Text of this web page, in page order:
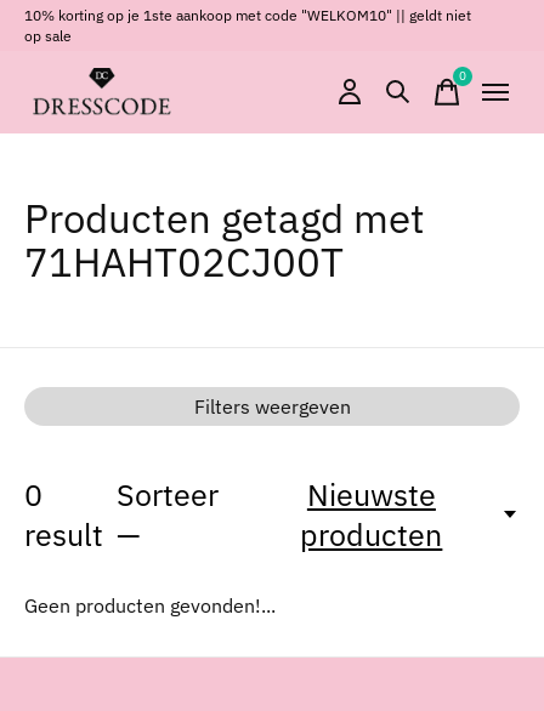
10% korting op je 1ste aankoop met code "WELKOM10" || geldt niet
op sale
0items
Producten getagd met
71HAHT02CJ00T
Filters weergeven
0
result
Sorteer
—
Nieuwste
producten
Geen producten gevonden!...